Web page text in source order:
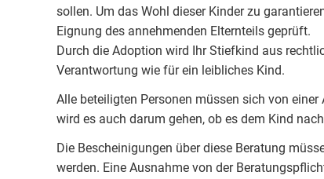
sollen. Um das Wohl dieser Kinder zu
Eignung des annehmenden Elternteils geprüft.
Durch die Adoption wird Ihr Stiefkind aus
Verantwortung wie für ein leibliches Kind.
Alle beteiligten Personen müssen sich von
wird es auch darum gehen, ob es dem Kind
Die Bescheinigungen über diese Beratung
werden. Eine Ausnahme von der